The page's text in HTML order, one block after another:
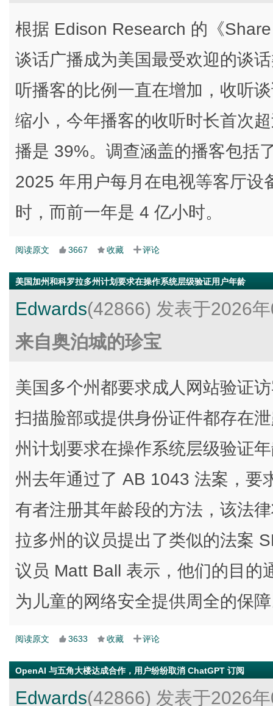
根据 Edison Research 的《
谈话广播成为美国最受欢迎的谈
听播客的比例一直在增加，收听
缩小，今年播客的收听时长首次
播是 39%。调查涵盖的播客包括
2025 年用户每月在电视等客厅
时，而前一年是 4 亿小时。
阅读原文 3667 收藏 评论
美国加州和科罗拉多州计划要求在操作系统层级验证用户年龄
Edwards(42866) 发表于2026
来自奥泊城的珍宝
美国多个州都要求成人网站验证
扫描脸部或提供身份证件都存在
州计划要求在操作系统层级验证
州去年通过了 AB 1043 法案，要
有者注册其年龄段的方法，该法
拉多州的议员提出了类似的法案
议员 Matt Ball 表示，他们的目的
为儿童的网络安全提供周全的保
阅读原文 3633 收藏 评论
OpenAI 与五角大楼达成合作，用户纷纷取消 ChatGPT 订阅
Edwards(42866) 发表于2026